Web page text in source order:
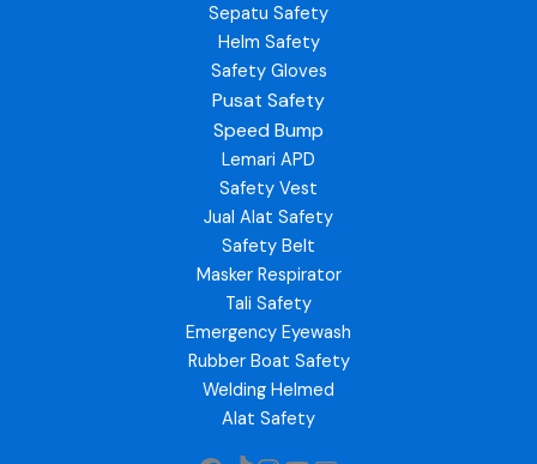
Sepatu Safety
Helm Safety
Safety Gloves
Pusat Safety
Speed Bump
Lemari APD
Safety Vest
Jual Alat Safety
Safety Belt
Masker Respirator
Tali Safety
Emergency Eyewash
Rubber Boat Safety
Welding Helmed
Alat Safety